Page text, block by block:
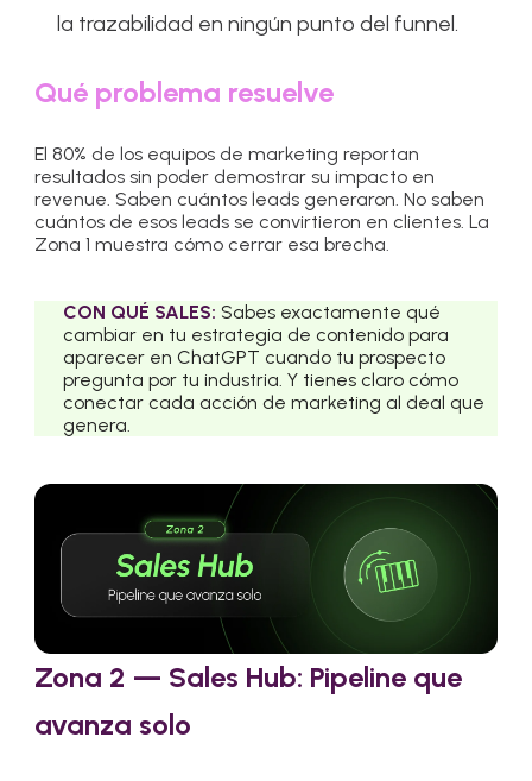
la trazabilidad en ningún punto del funnel.
Qué problema resuelve
El 80% de los equipos de marketing reportan
resultados sin poder demostrar su impacto en
revenue. Saben cuántos leads generaron. No saben
cuántos de esos leads se convirtieron en clientes. La
Zona 1 muestra cómo cerrar esa brecha.
CON QUÉ SALES: Sabes exactamente qué
cambiar en tu estrategia de contenido para
aparecer en ChatGPT cuando tu prospecto
pregunta por tu industria. Y tienes claro cómo
conectar cada acción de marketing al deal que
genera.
Zona 2 — Sales Hub: Pipeline que
avanza solo